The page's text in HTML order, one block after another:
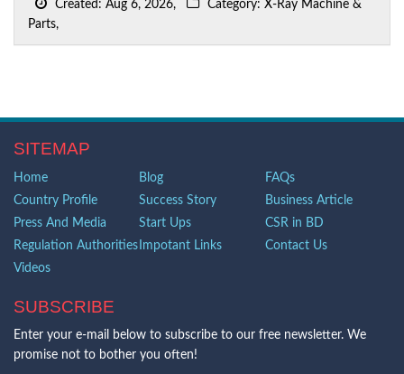
Created: Aug 6, 2026,
Category: X-Ray Machine &
Parts,
SITEMAP
Home Blog
FAQs
Country Profile
Success Story
Business Article
Press And Media
Start Ups
CSR in BD
Regulation Authorities Impotant Links
Contact Us
Videos
SUBSCRIBE
Enter your e-mail below to subscribe to our free newsletter. We
promise not to bother you often!